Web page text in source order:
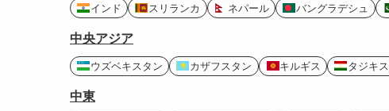
インド スリランカ ネパール バングラデシュ
中央アジア
ウズベキスタン カザフスタン キルギス タジキ
中東